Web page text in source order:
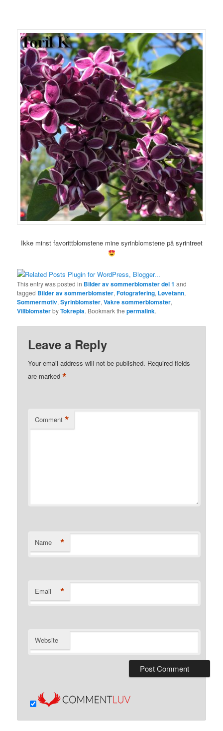
Ikke minst favorittblomstene mine syrinblomstene på syrintreet
This entry was posted in Bilder av sommerblomster del 1 and
tagged Bilder av sommerblomster,Fotografering, Løvetann,
Sommermotiv,Syrinblomster,Vakre sommerblomster,
VillblomsterbyTokrepia. Bookmark thepermalink.
Leave a Reply
Your email address will not be published. Required fields
are marked*
Comment *
Name *
Email *
Website